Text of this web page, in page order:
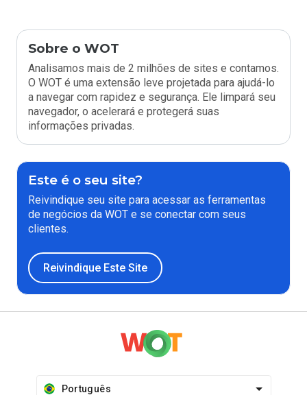
Sobre o WOT
Analisamos mais de 2 milhões de sites e contamos.
O WOT é uma extensão leve projetada para ajudá-lo
a navegar com rapidez e segurança. Ele limpará seu
navegador, o acelerará e protegerá suas
informações privadas.
Este é o seu site?
Reivindique seu site para acessar as ferramentas
de negócios da WOT e se conectar com seus
clientes.
Reivindique Este Site
Português